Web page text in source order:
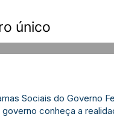
único
Sociais do Governo
conheça a